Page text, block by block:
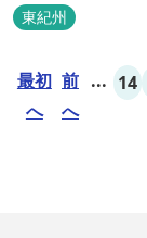
東紀州
最初
へ
前
へ
... 14